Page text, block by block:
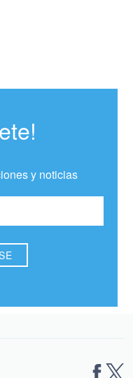
y noticias